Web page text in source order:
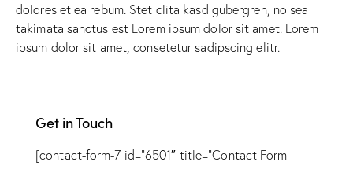
dolores et ea rebum. Stet clita kasd gubergren, no sea
takimata sanctus est Lorem ipsum dolor sit amet. Lorem
ipsum dolor sit amet, consetetur sadipscing elitr.
Get in Touch
[contact-form-7 id=”6501″ title=”Contact Form